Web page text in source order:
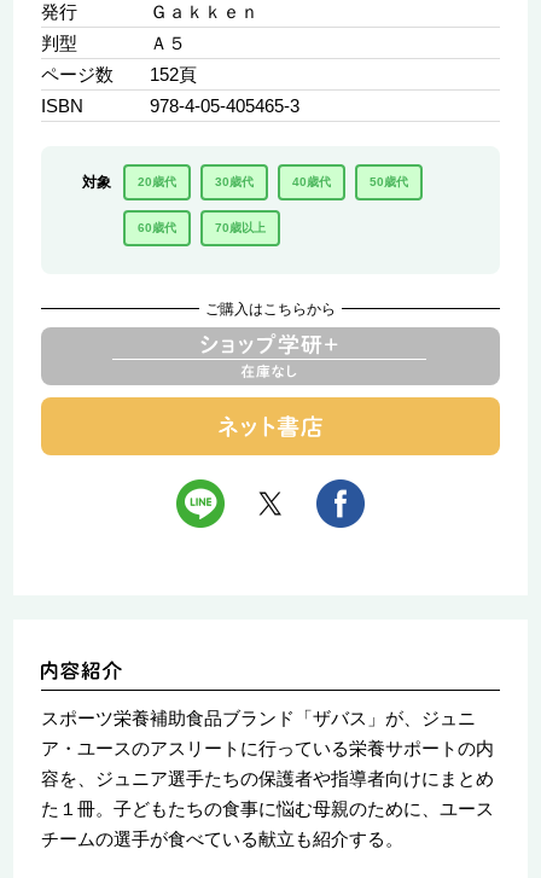
発行
Ｇａｋｋｅｎ
判型
Ａ５
ページ数
152頁
ISBN
978-4-05-405465-3
対象 20歳代 30歳代 40歳代 50歳代
60歳代 70歳以上
ご購入はこちらから
スポーツ栄養補助食品ブランド「ザバス」が、ジュニ
ア・ユースのアスリートに行っている栄養サポートの内
容を、ジュニア選手たちの保護者や指導者向けにまとめ
た１冊。子どもたちの食事に悩む母親のために、ユース
チームの選手が食べている献立も紹介する。